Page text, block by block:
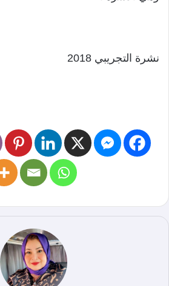
نشرة التجريبي 2018